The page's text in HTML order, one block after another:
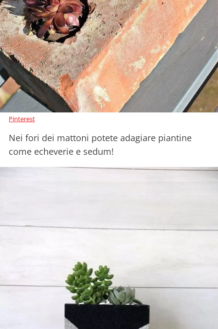
Pinterest
Nei fori dei mattoni potete adagiare piantine
come echeverie e sedum!